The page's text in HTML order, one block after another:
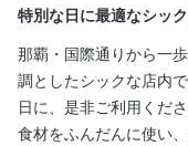
特別な日に最適なシッ
那覇・国際通りから一
調としたシックな店内
日に、是非ご利用くだ
食材をふんだんに使い
休日・休暇
毎週水曜日
月8日以上休みあり 平日のみ
完全週休2日制
特別休暇あり